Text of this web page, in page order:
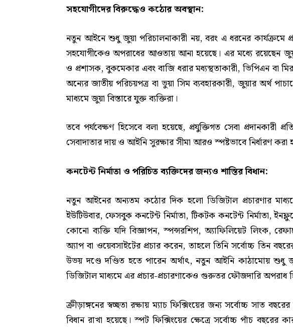
সহযোগীদের বিরুদ্ধেও কঠোর অবস্থান:
নতুন আইনে শুধু জুয়া পরিচালনাকারী নয়, বরং এ ধরনের কার্যক্রমে
সহযোগীকেও অপরাধের আওতায় আনা হয়েছে। এর মধ্যে রয়েছেন
ও প্রশাসক, বুকমেকার এবং বাজি ধরার মধ্যস্থতাকারী, ভিপিএন বা
অন্যের জাতীয় পরিচয়পত্র বা ভুয়া সিম ব্যবহারকারী, জুয়ার অর্থ
মাধ্যমে জুয়া বিস্তারে যুক্ত ব্যক্তিরা।
তবে পর্যবেক্ষণ হিসেবে বলা হয়েছে, প্রযুক্তিগত সেবা প্রদানকারী
সেবাদাতার দায় ও আইনি সুরক্ষার সীমা আরও স্পষ্টভাবে নির্ধারণ
কনটেন্ট নির্মাতা ও পরিচিত ব্যক্তিদের জন্যও শাস্তির বিধান:
নতুন আইনের অন্যতম কঠোর দিক হলো ডিজিটাল প্রচারণার
ইউটিউবার, ফেসবুক কনটেন্ট নির্মাতা, টিকটক কনটেন্ট নির্মাতা,
কোনো ব্যক্তি যদি বিজ্ঞাপন, স্পন্সরশিপ, অ্যাফিলিয়েট লিংক,
অ্যাপ বা ওয়েবসাইটের প্রচার করেন, তাহলে তিনি সর্বোচ্চ তিন
উভয় দণ্ডে দণ্ডিত হতে পারেন অর্থাৎ, নতুন আইনি কাঠামোয় শুধু
ডিজিটাল মাধ্যমে এর প্রচার-প্রচারণাকেও গুরুতর ফৌজদারি অপরাধ
ক্রীড়াঙ্গনের স্বচ্ছতা রক্ষায় ম্যাচ ফিক্সিংয়ের জন্য সর্বোচ্চ সাত
বিধান রাখা হয়েছে। স্পট ফিক্সিংয়ের ক্ষেত্রে সর্বোচ্চ পাঁচ বছরের